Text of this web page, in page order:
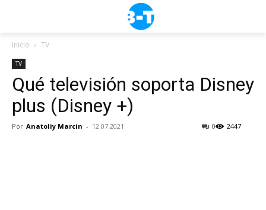
Inicio TV
TV
Qué televisión soporta Disney
plus (Disney +)
Por Anatoliy Marcin - 12.07.2021 2447
0